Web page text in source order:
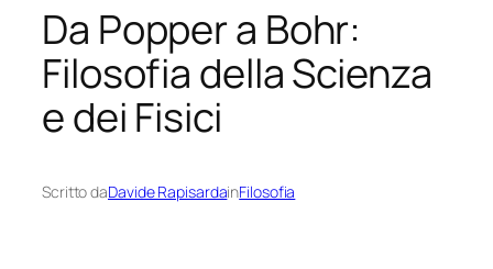
Da Popper a Bohr:
Filosofia della Scienza
e dei Fisici
Scritto daDavide RapisardainFilosofia